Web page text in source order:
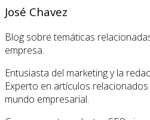
José Chavez
Blog sobre temáticas
empresa.
Entusiasta del marketing y la
Experto en artículos
mundo empresarial.